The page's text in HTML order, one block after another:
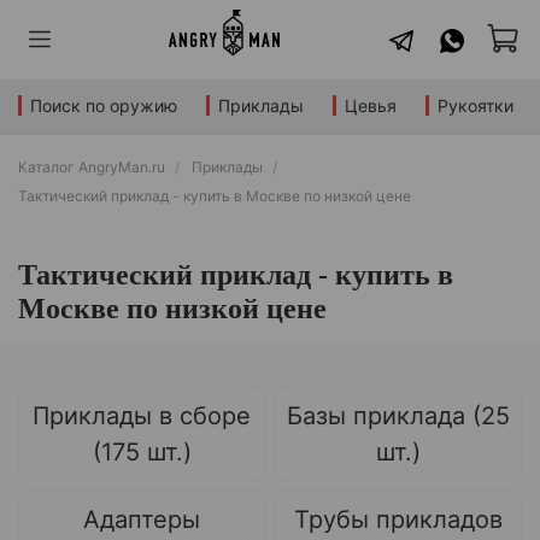
Поиск по оружию Приклады Цевья Рукоятки
Каталог AngryMan.ru
Приклады
Тактический приклад - купить в Москве по низкой цене
Тактический приклад - купить в
Москве по низкой цене
Приклады в сборе
(175 шт.)
Базы приклада (25
шт.)
Адаптеры
Трубы прикладов